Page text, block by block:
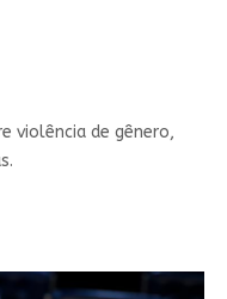
violência de gênero,